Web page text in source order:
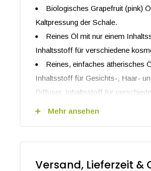
Biologisches Grapefruit (pink)
Kaltpressung der Schale.
Reines Öl mit nur einem
Inhaltsstoff für verschiedene
Reines, einfaches ätherisches
Inhaltsstoff für Gesichts-, Haar-
Diffuser. Inhaltsstoff für
GVO-frei, vegan und
Data Sheet), IFRA, SDS (Safety
Mehr ansehen
Versand, Lieferzeit &